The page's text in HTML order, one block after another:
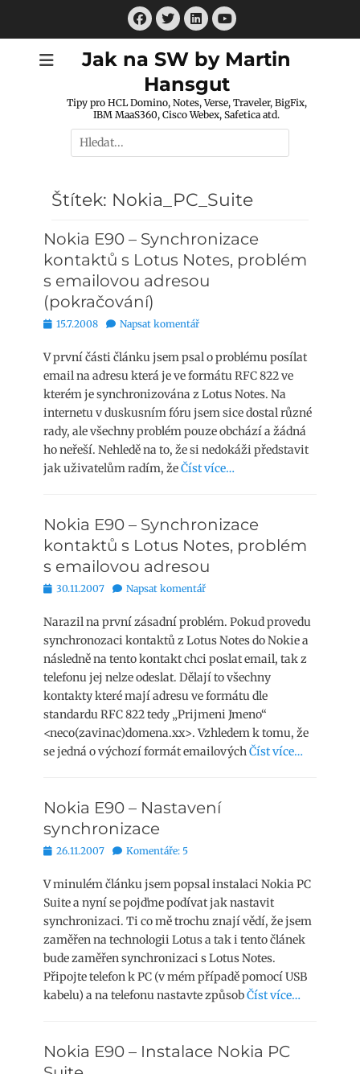
Facebook
Twitter
LinkedIn
Youtube
Jak na SW by Martin
Hansgut
Tipy pro HCL Domino, Notes, Verse, Traveler, BigFix,
IBM MaaS360, Cisco Webex, Safetica atd.
Hledat:
Štítek: Nokia_PC_Suite
Nokia E90 – Synchronizace
kontaktů s Lotus Notes, problém
s emailovou adresou
(pokračování)
Publikováno
15.7.2008 Napsat komentář
V první části článku jsem psal o problému posílat
email na adresu která je ve formátu RFC 822 ve
kterém je synchronizována z Lotus Notes. Na
internetu v duskusním fóru jsem sice dostal různé
rady, ale všechny problém pouze obchází a žádná
ho neřeší. Nehledě na to, že si nedokáži představit
jak uživatelům radím, žeČíst více…
Nokia E90 – Synchronizace
kontaktů s Lotus Notes, problém
s emailovou adresou
Publikováno
30.11.2007 Napsat komentář
Narazil na první zásadní problém. Pokud provedu
synchronozaci kontaktů z Lotus Notes do Nokie a
následně na tento kontakt chci poslat email, tak z
telefonu jej nelze odeslat. Dělají to všechny
kontakty které mají adresu ve formátu dle
standardu RFC 822 tedy „Prijmeni Jmeno“
<neco(zavinac)domena.xx>. Vzhledem k tomu, že
se jedná o výchozí formát emailovýchČíst více…
Nokia E90 – Nastavení
synchronizace
Publikováno
26.11.2007 Komentáře: 5
V minulém článku jsem popsal instalaci Nokia PC
Suite a nyní se pojďme podívat jak nastavit
synchronizaci. Ti co mě trochu znají vědí, že jsem
zaměřen na technologii Lotus a tak i tento článek
bude zaměřen synchronizaci s Lotus Notes.
Připojte telefon k PC (v mém případě pomocí USB
kabelu) a na telefonu nastavte způsobČíst více…
Nokia E90 – Instalace Nokia PC